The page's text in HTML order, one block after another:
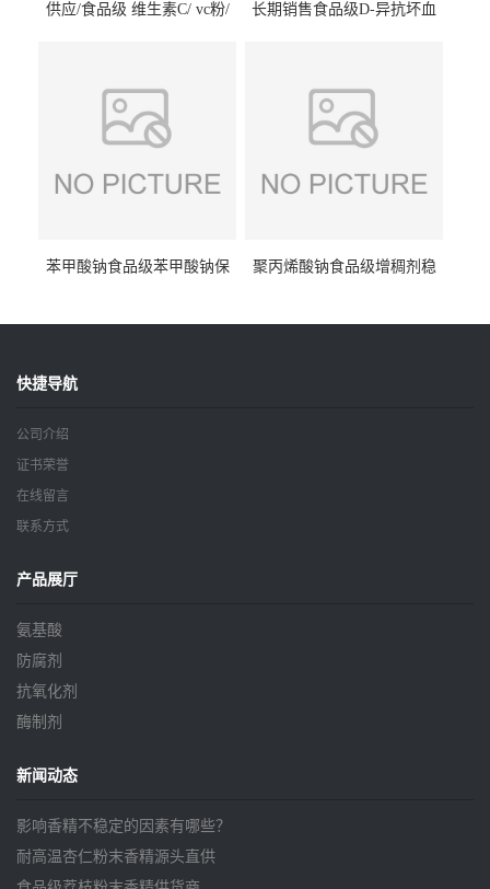
供应/食品级 维生素C/ vc粉/
长期销售食品级D-异抗坏血
苯甲酸钠食品级苯甲酸钠保
聚丙烯酸钠食品级增稠剂稳
快捷导航
公司介绍
证书荣誉
在线留言
联系方式
产品展厅
氨基酸
防腐剂
抗氧化剂
酶制剂
新闻动态
影响香精不稳定的因素有哪些？
耐高温杏仁粉末香精源头直供